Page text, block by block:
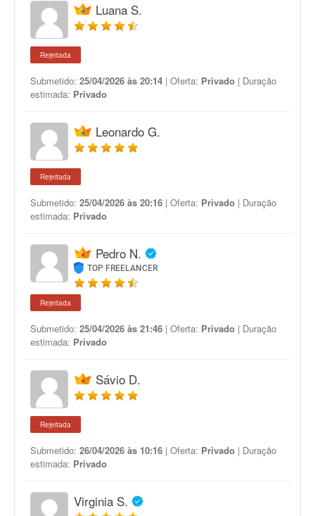
Luana S.
Rejeitada
Submetido: 25/04/2026 às 20:14 | Oferta: Privado | Duração
estimada: Privado
Leonardo G.
Rejeitada
Submetido: 25/04/2026 às 20:16 | Oferta: Privado | Duração
estimada: Privado
Pedro N.
TOP FREELANCER
Rejeitada
Submetido: 25/04/2026 às 21:46 | Oferta: Privado | Duração
estimada: Privado
Sávio D.
Rejeitada
Submetido: 26/04/2026 às 10:16 | Oferta: Privado | Duração
estimada: Privado
Virginia S.